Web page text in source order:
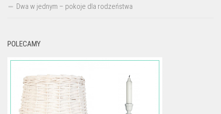
Dwa w jednym – pokoje dla rodzeństwa
POLECAMY